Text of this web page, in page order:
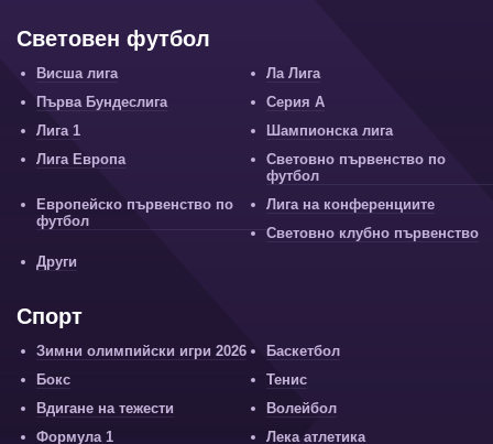
Световен футбол
Висша лига
Ла Лига
Първа Бундеслига
Серия А
Лига 1
Шампионска лига
Лига Европа
Световно първенство по
футбол
Европейско първенство по
футбол
Лига на конференциите
Световно клубно първенство
Други
Спорт
Зимни олимпийски игри 2026
Баскетбол
Бокс
Тенис
Вдигане на тежести
Волейбол
Формула 1
Лека атлетика